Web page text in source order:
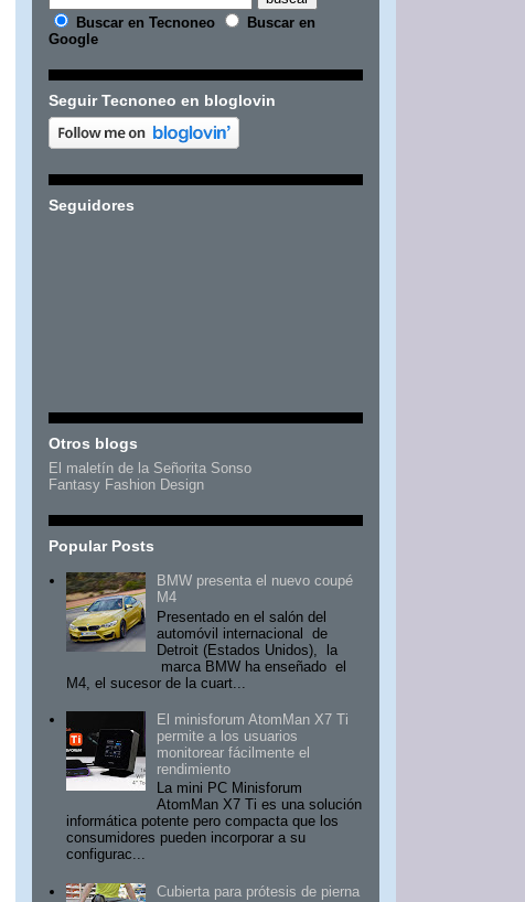
Buscar en Tecnoneo
Buscar en
Google
Seguir Tecnoneo en bloglovin
Seguidores
Otros blogs
El maletín de la Señorita Sonso
Fantasy Fashion Design
Popular Posts
BMW presenta el nuevo coupé
M4
Presentado en el salón del
automóvil internacional de
Detroit (Estados Unidos), la
marca BMW ha enseñado el
M4, el sucesor de la cuart...
El minisforum AtomMan X7 Ti
permite a los usuarios
monitorear fácilmente el
rendimiento
La mini PC Minisforum
AtomMan X7 Ti es una solución
informática potente pero compacta que los
consumidores pueden incorporar a su
configurac...
Cubierta para prótesis de pierna